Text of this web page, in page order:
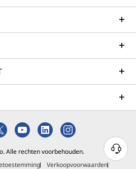
Alle rechten voorbehouden.
Verkoopvoorwaarden